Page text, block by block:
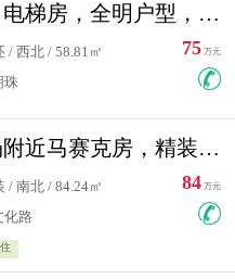
塔山明珠，电梯房，全明户型，视野好，毛坯房，看房有钥匙
/ 西北 / 58.81㎡
珠
75 万元
文化路市场附近马赛克房，精装修三居室，南北通透，实用面积大
/ 南北 / 84.24㎡
化路
84 万元